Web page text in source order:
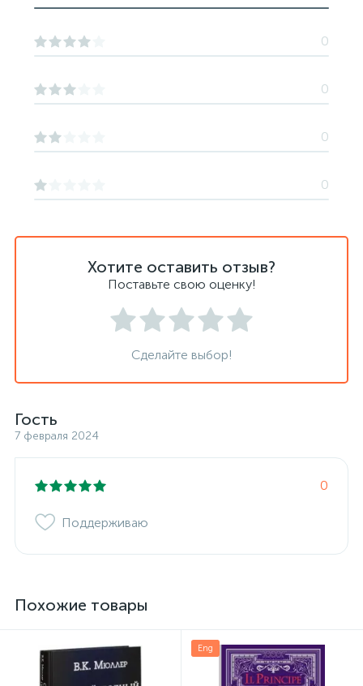
Хотите оставить отзыв?
Поставьте свою оценку!
Сделайте выбор!
Гость
7 февраля 2024
0
Поддерживаю
0
0
0
0
Похожие товары
Eng